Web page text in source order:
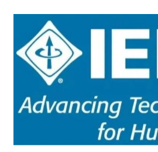
中心副主任马思伟教授，抖音集团人力
擎视频云架构技术总监王悦等领导和专
联合实验室运行情况、科研进展展开，
工作成果，进一步深化讨论了双方合作
验...